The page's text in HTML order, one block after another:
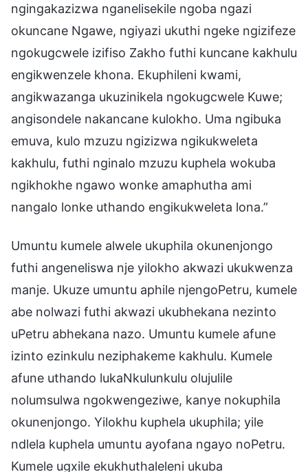
ngingakazizwa nganelisekile ngoba ngazi
okuncane Ngawe, ngiyazi ukuthi ngeke ngizifeze
ngokugcwele izifiso Zakho futhi kuncane kakhulu
engikwenzele khona. Ekuphileni kwami,
angikwazanga ukuzinikela ngokugcwele Kuwe;
angisondele nakancane kulokho. Uma ngibuka
emuva, kulo mzuzu ngizizwa ngikukweleta
kakhulu, futhi nginalo mzuzu kuphela wokuba
ngikhokhe ngawo wonke amaphutha ami
nangalo lonke uthando engikukweleta lona.”
Umuntu kumele alwele ukuphila okunenjongo
futhi angeneliswa nje yilokho akwazi ukukwenza
manje. Ukuze umuntu aphile njengoPetru, kumele
abe nolwazi futhi akwazi ukubhekana nezinto
uPetru abhekana nazo. Umuntu kumele afune
izinto ezinkulu neziphakeme kakhulu. Kumele
afune uthando lukaNkulunkulu olujulile
nolumsulwa ngokwengeziwe, kanye nokuphila
okunenjongo. Yilokhu kuphela ukuphila; yile
ndlela kuphela umuntu ayofana ngayo noPetru.
Kumele ugxile ekukhuthaleleni ukuba